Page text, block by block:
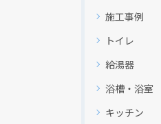
施工事例
トイレ
給湯器
浴槽・浴室
キッチン